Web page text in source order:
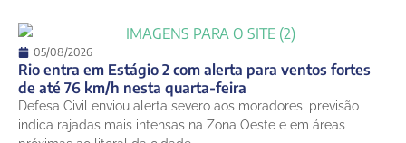
05/08/2026
Rio entra em Estágio 2 com alerta para ventos fortes
de até 76 km/h nesta quarta-feira
Defesa Civil enviou alerta severo aos moradores; previsão
indica rajadas mais intensas na Zona Oeste e em áreas